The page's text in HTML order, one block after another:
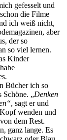
gefesselt und
die Filme
ich weiß nicht,
aber
der so
so viel lernen.
Kinder
Bücher ich so
Schöne. „Denken
, sagt er und
wenden und
dem Rest.
ganz lange. Es